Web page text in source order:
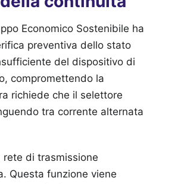
Economico Sostenibile ha
preventiva dello stato
del dispositivo di
compromettendo la
richiede che il selettore
tra corrente alternata
di trasmissione
Questa funzione viene